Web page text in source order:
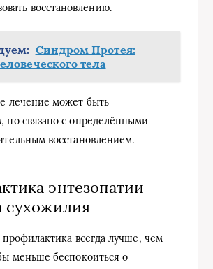
восстановлению.
Синдром Протея:
тела
лечение может быть
но связано с определёнными
восстановлением.
энтезопатии
сухожилия
профилактика всегда лучше, чем
меньше беспокоиться о